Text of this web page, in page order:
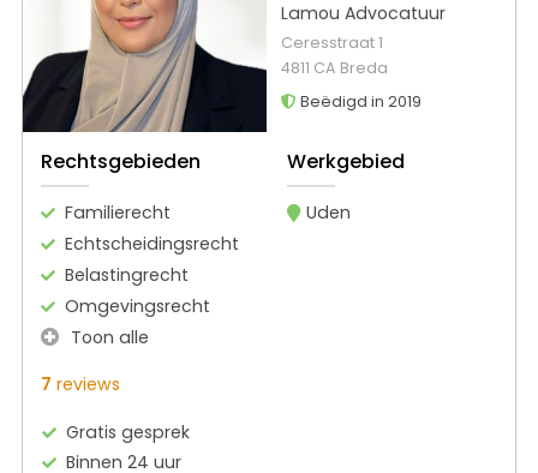
Lamou Advocatuur
Ceresstraat 1
4811 CA Breda
Beëdigd in 2019
Rechtsgebieden
Familierecht
Echtscheidingsrecht
Belastingrecht
Omgevingsrecht
Toon alle
Werkgebied
Uden
7 reviews
Gratis gesprek
Binnen 24 uur